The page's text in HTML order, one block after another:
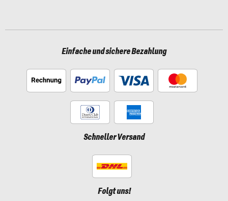
Einfache und sichere Bezahlung
Schneller Versand
Folgt uns!